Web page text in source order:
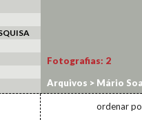
Fotografias: 2
Arquivos > Mário
personalidades
ordenar